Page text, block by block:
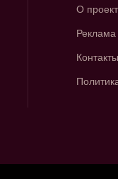
О
Реклама
Контакты